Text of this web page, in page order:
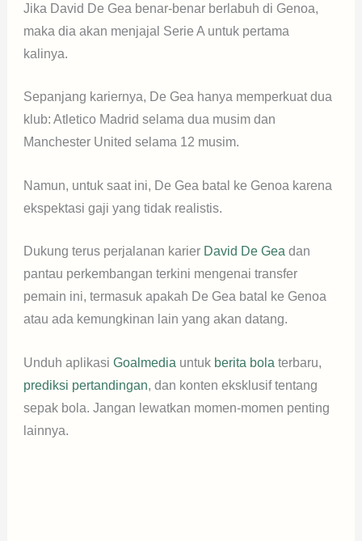
Jika David De Gea benar-benar berlabuh di Genoa,
maka dia akan menjajal Serie A untuk pertama
kalinya.
Sepanjang kariernya, De Gea hanya memperkuat dua
klub: Atletico Madrid selama dua musim dan
Manchester United selama 12 musim.
Namun, untuk saat ini, De Gea batal ke Genoa karena
ekspektasi gaji yang tidak realistis.
Dukung terus perjalanan karier David De Geadan
pantau perkembangan terkini mengenai transfer
pemain ini, termasuk apakah De Gea batal ke Genoa
atau ada kemungkinan lain yang akan datang.
Unduh aplikasi Goalmedia untuk berita bola terbaru,
prediksi pertandingan, dan konten eksklusif tentang
sepak bola. Jangan lewatkan momen-momen penting
lainnya.